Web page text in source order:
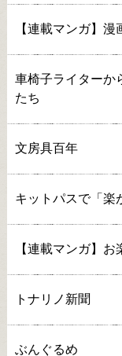
【連載マンガ】
車椅子ライターか
たち
文房具百年
キットパスで「楽
【連載マンガ】
トナリノ新聞
ぶんぐるめ